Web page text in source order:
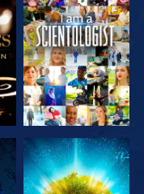
ANSEHEN
SERIE